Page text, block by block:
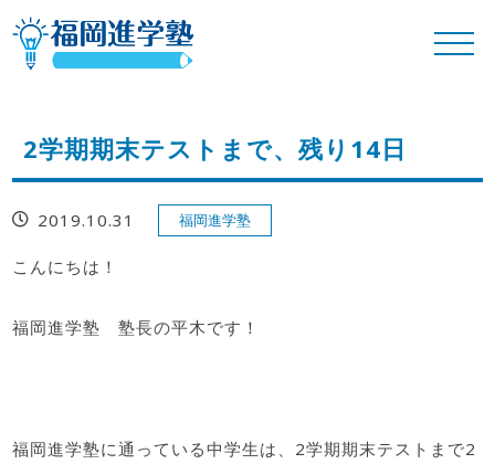
2学期期末テストまで、残り14日
2019.10.31 福岡進学塾
こんにちは！
福岡進学塾 塾長の平木です！
福岡進学塾に通っている中学生は、2学期期末テストまで2